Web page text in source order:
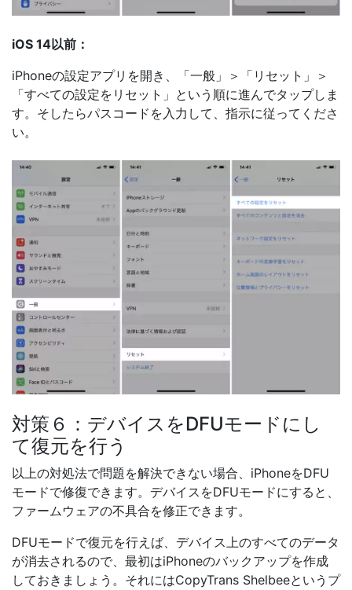
iOS 14以前：
iPhoneの設定アプリを開き、「一般」＞「リセット」＞
「すべての設定をリセット」という順に進んでタップしま
す。そしたらパスコードを入力して、指示に従ってくださ
い。
対策６：デバイスをDFUモードにし
て復元を行う
以上の対処法で問題を解決できない場合、iPhoneをDFU
モードで修復できます。デバイスをDFUモードにすると、
ファームウェアの不具合を修正できます。
DFUモードで復元を行えば、デバイス上のすべてのデータ
が消去されるので、最初はiPhoneのバックアップを作成
しておきましょう。それにはCopyTrans Shelbeeというプ